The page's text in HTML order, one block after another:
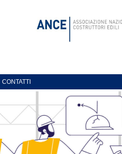
CONTATTI